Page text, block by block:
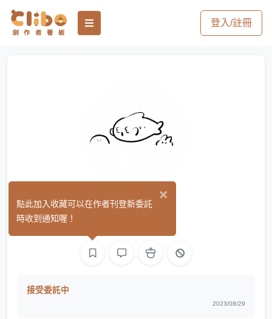
登入/註冊
柴魚 (0)
接受委託中
2023/08/29
×
點此加入收藏可以在作者刊登新委託
時收到通知喔！